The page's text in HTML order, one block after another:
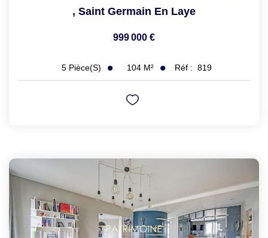
, Saint Germain En Laye
999 000 €
5 Pièce(s) 104 M² Réf : 819